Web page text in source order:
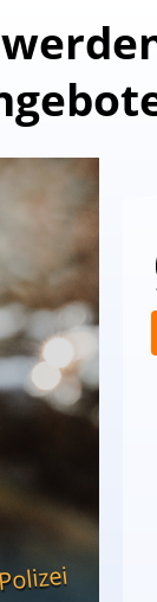
Polizei